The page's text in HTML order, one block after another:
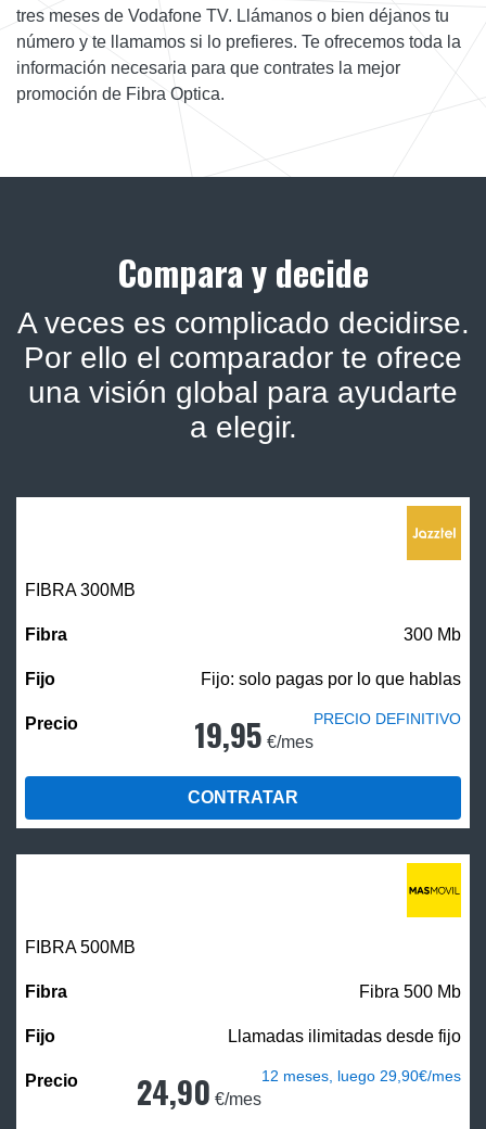
tres meses de Vodafone TV. Llámanos o bien déjanos tu
número y te llamamos si lo prefieres. Te ofrecemos toda la
información necesaria para que contrates la mejor
promoción de Fibra Optica.
Compara y decide
A veces es complicado decidirse.
Por ello el comparador te ofrece
una visión global para ayudarte
a elegir.
FIBRA 300MB
300 Mb
Fijo: solo pagas por lo que hablas
19,95 €/mes
PRECIO DEFINITIVO
CONTRATAR
FIBRA500MB
Fibra 500 Mb
Llamadas ilimitadas desde fijo
24,90 €/mes
12 meses, luego 29,90€/mes